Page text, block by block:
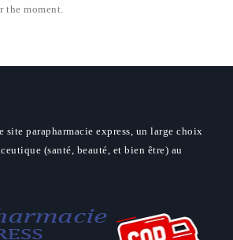
the moment.
site parapharmacie express, un large choix
(santé, beauté, et bien être) au